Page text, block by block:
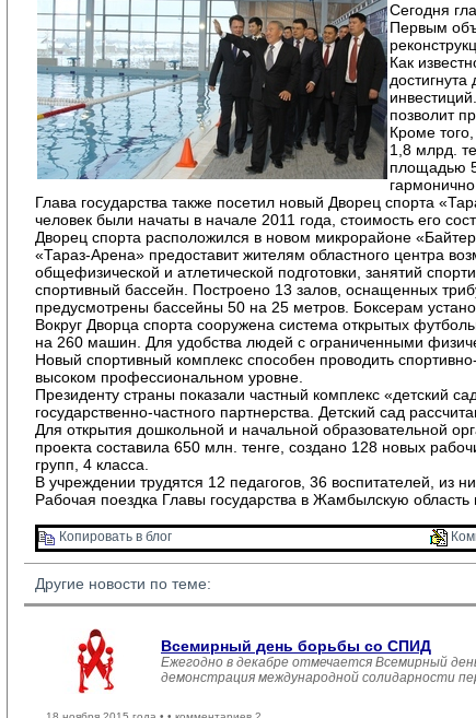
Сегодня
Первым
Как
позволит
Кроме
1,8 млрд.
площадью
Глава государства также посетил новый Дворец спорта
человек были начаты в начале 2011 года, стоимость его
Дворец спорта расположился в новом микрорайоне
«Тараз-Арена» предоставит жителям областного центра
общефизической и атлетической подготовки, занятий
спортивный бассейн. Построено 13 залов, оснащенных
предусмотрены бассейны 50 на 25 метров. Боксерам
Вокруг Дворца спорта сооружена система открытых
на 260 машин. Для удобства людей с ограниченными
Новый спортивный комплекс способен проводить
высоком профессиональном уровне.
Президенту страны показали частный комплекс «детский
государственно-частного партнерства. Детский сад
Для открытия дошкольной и начальной образовательной
проекта составила 650 млн. тенге, создано 128 новых
групп, 4 класса.
В учреждении трудятся 12 педагогов, 36 воспитателей,
Рабочая поездка Главы государства в Жамбылскую область
Копировать в блог
Другие новости по теме:
Всемирный день борьбы со СПИД
Ежегодно в декабре отмечается Всемирный
демонстрация международной солидарности